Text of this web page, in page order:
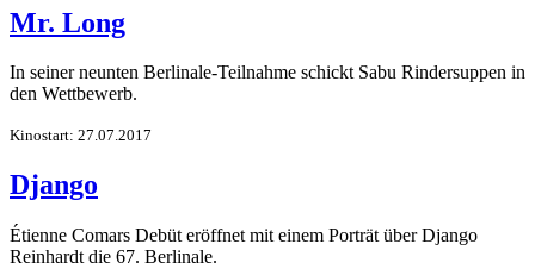
Mr. Long
In seiner neunten Berlinale-Teilnahme schickt Sabu Rindersuppen in
den Wettbewerb.
Kinostart: 27.07.2017
Django
Étienne Comars Debüt eröffnet mit einem Porträt über Django
Reinhardt die 67. Berlinale.